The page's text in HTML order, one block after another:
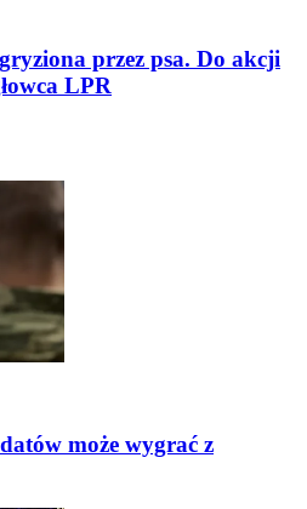
przez psa. Do akcji
LPR
może wygrać z